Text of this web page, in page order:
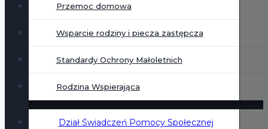
Przemoc domowa
Wsparcie rodziny i piecza zastępcza
Standardy Ochrony Małoletnich
Rodzina Wspierająca
Dział Świadczeń Pomocy Społecznej